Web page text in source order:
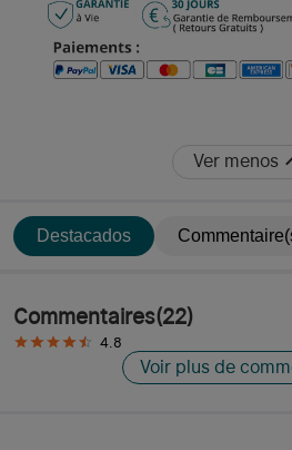
Ver menos
Destacados
Commentaires(22)
4.8
Voir plus de